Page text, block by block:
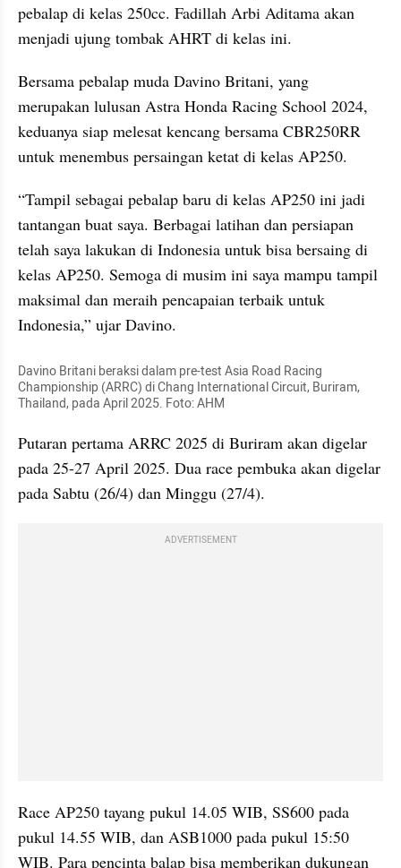
pebalap di kelas 250cc. Fadillah Arbi Aditama akan
menjadi ujung tombak AHRT di kelas ini.
Bersama pebalap muda Davino Britani, yang
merupakan lulusan Astra Honda Racing School 2024,
keduanya siap melesat kencang bersama CBR250RR
untuk menembus persaingan ketat di kelas AP250.
“Tampil sebagai pebalap baru di kelas AP250 ini jadi
tantangan buat saya. Berbagai latihan dan persiapan
telah saya lakukan di Indonesia untuk bisa bersaing di
kelas AP250. Semoga di musim ini saya mampu tampil
maksimal dan meraih pencapaian terbaik untuk
Indonesia,” ujar Davino.
Davino Britani beraksi dalam pre-test Asia Road Racing
Championship (ARRC) di Chang International Circuit, Buriram,
Thailand, pada April 2025. Foto: AHM
Putaran pertama ARRC 2025 di Buriram akan digelar
pada 25-27 April 2025. Dua race pembuka akan digelar
pada Sabtu (26/4) dan Minggu (27/4).
ADVERTISEMENT
Race AP250 tayang pukul 14.05 WIB, SS600 pada
pukul 14.55 WIB, dan ASB1000 pada pukul 15:50
WIB. Para pencinta balap bisa memberikan dukungan